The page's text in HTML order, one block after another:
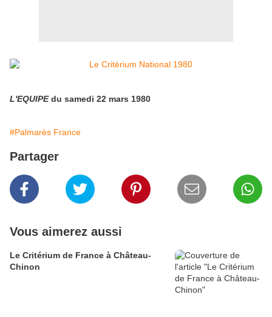
L'EQUIPEdu samedi 22 mars 1980
#Palmarès France
Partager
Vous aimerez aussi
Le Critérium de France à Château-
Chinon